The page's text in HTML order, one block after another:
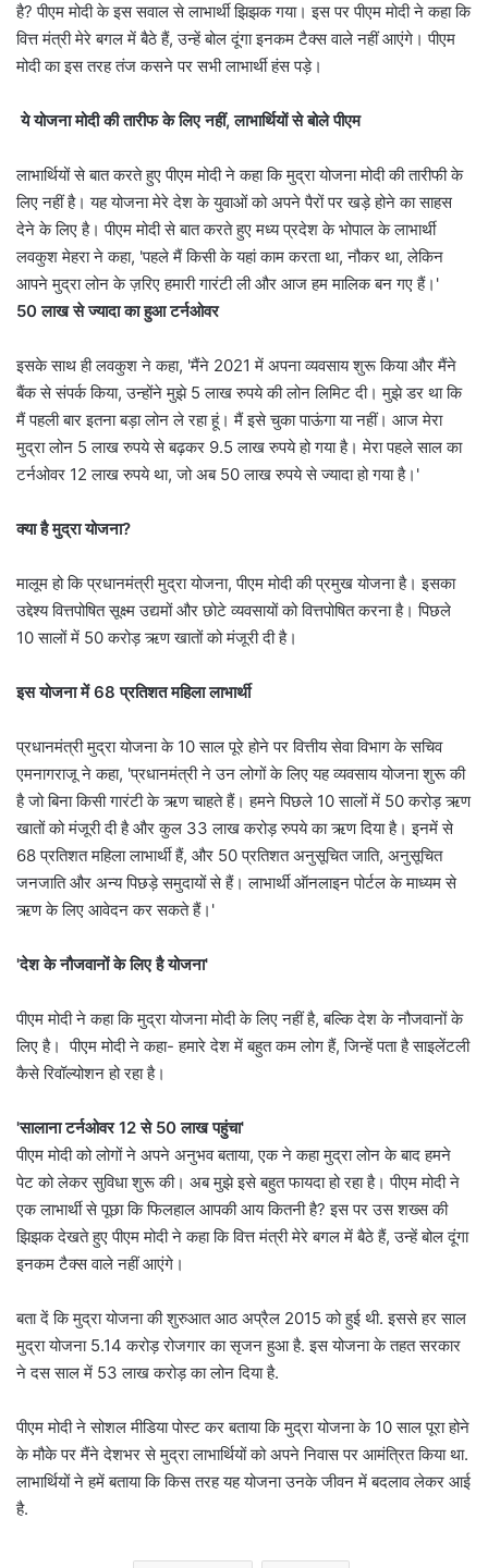
है? पीएम मोदी के इस सवाल से लाभार्थी झिझक गया। इस पर पीएम मोदी ने कहा कि
वित्त मंत्री मेरे बगल में बैठे हैं, उन्हें बोल दूंगा इनकम टैक्स वाले नहीं आएंगे। पीएम
मोदी का इस तरह तंज कसने पर सभी लाभार्थी हंस पड़े।
ये योजना मोदी की तारीफ के लिए नहीं, लाभार्थियों से बोले पीएम
लाभार्थियों से बात करते हुए पीएम मोदी ने कहा कि मुद्रा योजना मोदी की तारीफी के
लिए नहीं है। यह योजना मेरे देश के युवाओं को अपने पैरों पर खड़े होने का साहस
देने के लिए है। पीएम मोदी से बात करते हुए मध्य प्रदेश के भोपाल के लाभार्थी
लवकुश मेहरा ने कहा, 'पहले मैं किसी के यहां काम करता था, नौकर था, लेकिन
आपने मुद्रा लोन के ज़रिए हमारी गारंटी ली और आज हम मालिक बन गए हैं।'
50 लाख से ज्यादा का हुआ टर्नओवर
इसके साथ ही लवकुश ने कहा, 'मैंने 2021 में अपना व्यवसाय शुरू किया और मैंने
बैंक से संपर्क किया, उन्होंने मुझे 5 लाख रुपये की लोन लिमिट दी। मुझे डर था कि
मैं पहली बार इतना बड़ा लोन ले रहा हूं। मैं इसे चुका पाऊंगा या नहीं। आज मेरा
मुद्रा लोन 5 लाख रुपये से बढ़कर 9.5 लाख रुपये हो गया है। मेरा पहले साल का
टर्नओवर 12 लाख रुपये था, जो अब 50 लाख रुपये से ज्यादा हो गया है।'
क्या है मुद्रा योजना?
मालूम हो कि प्रधानमंत्री मुद्रा योजना, पीएम मोदी की प्रमुख योजना है। इसका
उद्देश्य वित्तपोषित सूक्ष्म उद्यमों और छोटे व्यवसायों को वित्तपोषित करना है। पिछले
10 सालों में 50 करोड़ ऋण खातों को मंजूरी दी है।
इस योजना में 68 प्रतिशत महिला लाभार्थी
प्रधानमंत्री मुद्रा योजना के 10 साल पूरे होने पर वित्तीय सेवा विभाग के सचिव
एमनागराजू ने कहा, 'प्रधानमंत्री ने उन लोगों के लिए यह व्यवसाय योजना शुरू की
है जो बिना किसी गारंटी के ऋण चाहते हैं। हमने पिछले 10 सालों में 50 करोड़ ऋण
खातों को मंजूरी दी है और कुल 33 लाख करोड़ रुपये का ऋण दिया है। इनमें से
68 प्रतिशत महिला लाभार्थी हैं, और 50 प्रतिशत अनुसूचित जाति, अनुसूचित
जनजाति और अन्य पिछड़े समुदायों से हैं। लाभार्थी ऑनलाइन पोर्टल के माध्यम से
ऋण के लिए आवेदन कर सकते हैं।'
'देश के नौजवानों के लिए है योजना'
पीएम मोदी ने कहा कि मुद्रा योजना मोदी के लिए नहीं है, बल्कि देश के नौजवानों के
लिए है। पीएम मोदी ने कहा- हमारे देश में बहुत कम लोग हैं, जिन्हें पता है साइलेंटली
कैसे रिवॉल्योशन हो रहा है।
'सालाना टर्नओवर 12 से 50 लाख पहुंचा'
पीएम मोदी को लोगों ने अपने अनुभव बताया, एक ने कहा मुद्रा लोन के बाद हमने
पेट को लेकर सुविधा शुरू की। अब मुझे इसे बहुत फायदा हो रहा है। पीएम मोदी ने
एक लाभार्थी से पूछा कि फिलहाल आपकी आय कितनी है? इस पर उस शख्स की
झिझक देखते हुए पीएम मोदी ने कहा कि वित्त मंत्री मेरे बगल में बैठे हैं, उन्हें बोल दूंगा
इनकम टैक्स वाले नहीं आएंगे।
बता दें कि मुद्रा योजना की शुरुआत आठ अप्रैल 2015 को हुई थी. इससे हर साल
मुद्रा योजना 5.14 करोड़ रोजगार का सृजन हुआ है. इस योजना के तहत सरकार
ने दस साल में 53 लाख करोड़ का लोन दिया है.
पीएम मोदी ने सोशल मीडिया पोस्ट कर बताया कि मुद्रा योजना के 10 साल पूरा होने
के मौके पर मैंने देशभर से मुद्रा लाभार्थियों को अपने निवास पर आमंत्रित किया था.
लाभार्थियों ने हमें बताया कि किस तरह यह योजना उनके जीवन में बदलाव लेकर आई
है.